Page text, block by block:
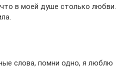
в моей душе столько любви.
слова, помни одно, я люблю